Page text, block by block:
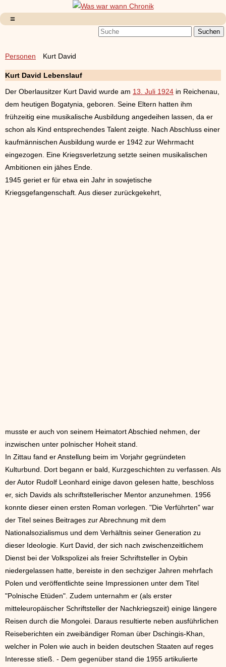
Personen Kurt David
Kurt David Lebenslauf
Der Oberlausitzer Kurt David wurde am 13. Juli 1924 in Reichenau,
dem heutigen Bogatynia, geboren. Seine Eltern hatten ihm
frühzeitig eine musikalische Ausbildung angedeihen lassen, da er
schon als Kind entsprechendes Talent zeigte. Nach Abschluss einer
kaufmännischen Ausbildung wurde er 1942 zur Wehrmacht
eingezogen. Eine Kriegsverletzung setzte seinen musikalischen
Ambitionen ein jähes Ende.
1945 geriet er für etwa ein Jahr in sowjetische
Kriegsgefangenschaft. Aus dieser zurückgekehrt,
musste er auch von seinem Heimatort Abschied nehmen, der
inzwischen unter polnischer Hoheit stand.
In Zittau fand er Anstellung beim im Vorjahr gegründeten
Kulturbund. Dort begann er bald, Kurzgeschichten zu verfassen. Als
der Autor Rudolf Leonhard einige davon gelesen hatte, beschloss
er, sich Davids als schriftstellerischer Mentor anzunehmen. 1956
konnte dieser einen ersten Roman vorlegen. "Die Verführten" war
der Titel seines Beitrages zur Abrechnung mit dem
Nationalsozialismus und dem Verhältnis seiner Generation zu
dieser Ideologie. Kurt David, der sich nach zwischenzeitlichem
Dienst bei der Volkspolizei als freier Schriftsteller in Oybin
niedergelassen hatte, bereiste in den sechziger Jahren mehrfach
Polen und veröffentlichte seine Impressionen unter dem Titel
"Polnische Etüden". Zudem unternahm er (als erster
mitteleuropäischer Schriftsteller der Nachkriegszeit) einige längere
Reisen durch die Mongolei. Daraus resultierte neben ausführlichen
Reiseberichten ein zweibändiger Roman über Dschingis-Khan,
welcher in Polen wie auch in beiden deutschen Staaten auf reges
Interesse stieß. - Dem gegenüber stand die 1955 artikulierte